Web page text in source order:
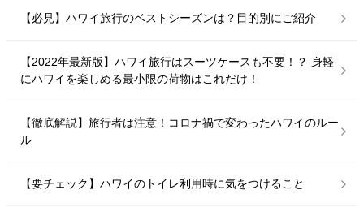
【必見】ハワイ旅行のベストシーズンは？目的別にご紹介
【2022年最新版】ハワイ旅行はスーツケースも不要！？ 身軽
にハワイを楽しめる最小限の荷物はこれだけ！
【徹底解説】旅行者は注意！コロナ禍で変わったハワイのルー
ル
【要チェック】ハワイのトイレ利用時に気をつけること